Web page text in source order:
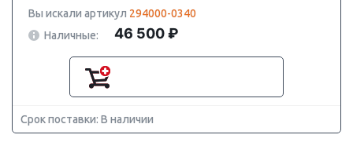
Вы искали артикул 294000-0340
Наличные:
46 500 ₽
Срок поставки: В наличии